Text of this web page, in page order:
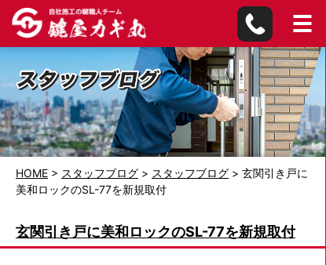
HOME > スタッフブログ > スタッフブログ > 玄関引き戸に
美和ロックのSL-77を新規取付
玄関引き戸に美和ロックのSL-77を新規取付